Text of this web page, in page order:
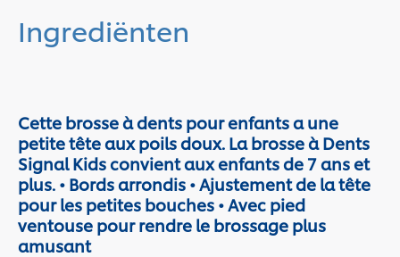
Ingrediënten
Cette brosse à dents pour enfants a une
petite tête aux poils doux. La brosse à Dents
Signal Kids convient aux enfants de 7 ans et
plus. • Bords arrondis • Ajustement de la tête
pour les petites bouches • Avec pied
ventouse pour rendre le brossage plus
amusant